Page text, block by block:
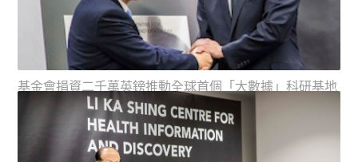
李嘉誠先生感謝中國著名版畫家、獨立藝術家徐冰教授出
基金會捐資二千萬英鎊推動全球首個「大數據」科研基地
英揆親臨為牛津大學大數...